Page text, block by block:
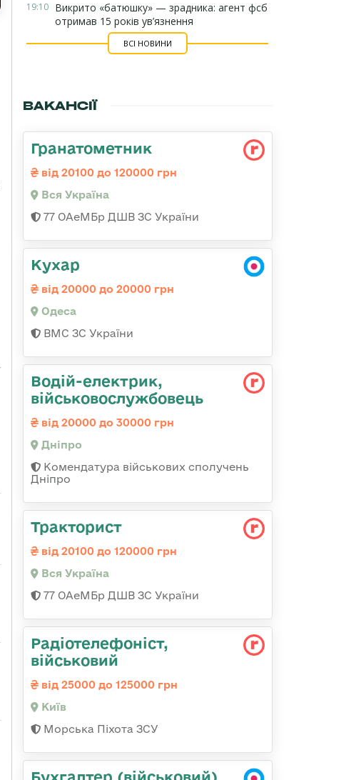
19:10 Викрито «батюшку» — зрадника: агент фсб
отримав 15 років ув’язнення
ВСІ НОВИНИ
ВАКАНСІЇ
Гранатометник
від 20100 до 120000 грн
Вся Україна
77 ОАеМБр ДШВ ЗС України
Кухар
від 20000 до 20000 грн
Одеса
ВМС ЗС України
Водій-електрик,
військовослужбовець
від 20000 до 30000 грн
Дніпро
Комендатура військових сполучень
Дніпро
Тракторист
від 20100 до 120000 грн
Вся Україна
77 ОАеМБр ДШВ ЗС України
Радіотелефоніст,
військовий
від 25000 до 125000 грн
Київ
Морська Піхота ЗСУ
Бухгалтер (військовий)